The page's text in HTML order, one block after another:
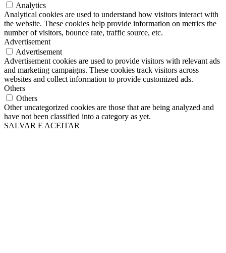
Analytics
Analytical cookies are used to understand how visitors interact with
the website. These cookies help provide information on metrics the
number of visitors, bounce rate, traffic source, etc.
Advertisement
Advertisement
Advertisement cookies are used to provide visitors with relevant ads
and marketing campaigns. These cookies track visitors across
websites and collect information to provide customized ads.
Others
Others
Other uncategorized cookies are those that are being analyzed and
have not been classified into a category as yet.
SALVAR E ACEITAR